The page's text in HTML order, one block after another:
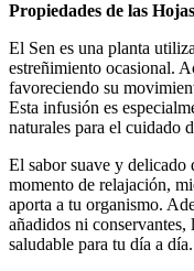
Propiedades de las
El Sen es una planta
estreñimiento ocasional.
favoreciendo su
Esta infusión es
naturales para el cuidado
El sabor suave y delicado
momento de relajación,
aporta a tu organismo.
añadidos ni
saludable para tu día a día.